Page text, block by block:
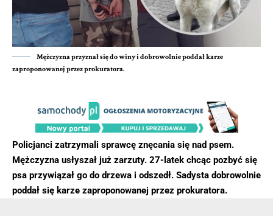
Mężczyzna przyznał się do winy i dobrowolnie poddał karze
zaproponowanej przez prokuratora.
Policjanci zatrzymali sprawcę znęcania się nad psem.
Mężczyzna usłyszał już zarzuty. 27-latek chcąc pozbyć się
psa przywiązał go do drzewa i odszedł. Sadysta dobrowolnie
poddał się karze zaproponowanej przez prokuratora.